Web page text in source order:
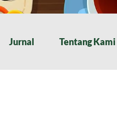
Jurnal Tentang Kami